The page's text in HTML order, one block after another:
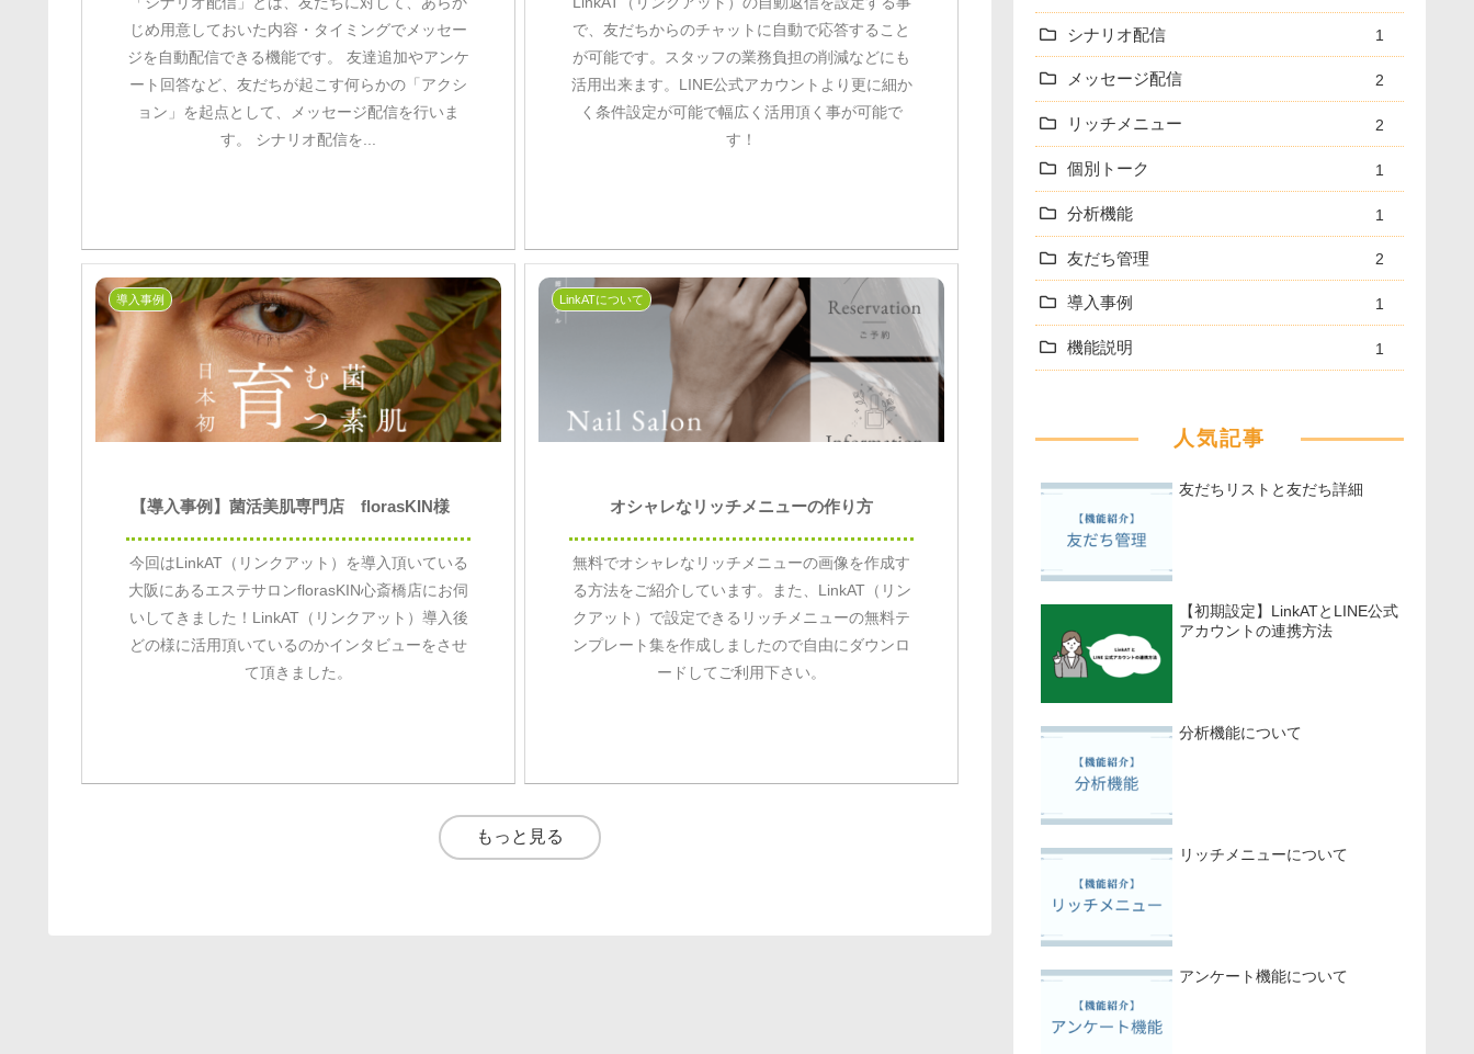
じめ用意しておいた内容・タイミングでメッセー
ジを自動配信できる機能です。 友達追加やアンケ
ート回答など、友だちが起こす何らかの「アクシ
ョン」を起点として、メッセージ配信を行いま
す。 シナリオ配信を...
で、友だちからのチャットに自動で応答すること
が可能です。スタッフの業務負担の削減などにも
活用出来ます。LINE公式アカウントより更に細か
く条件設定が可能で幅広く活用頂く事が可能で
す！
導入事例
【導入事例】菌活美肌専門店 florasKIN様
今回はLinkAT（リンクアット）を導入頂いている
大阪にあるエステサロンflorasKIN心斎橋店にお伺
いしてきました！LinkAT（リンクアット）導入後
どの様に活用頂いているのかインタビューをさせ
て頂きました。
LinkATについて
オシャレなリッチメニューの作り方
無料でオシャレなリッチメニューの画像を作成す
る方法をご紹介しています。また、LinkAT（リン
クアット）で設定できるリッチメニューの無料テ
ンプレート集を作成しましたので自由にダウンロ
ードしてご利用下さい。
もっと見る
シナリオ配信 1
メッセージ配信 2
リッチメニュー 2
個別トーク 1
分析機能 1
友だち管理 2
導入事例 1
機能説明 1
人気記事
友だちリストと友だち詳細
【初期設定】LinkATとLINE公式
アカウントの連携方法
分析機能について
リッチメニューについて
アンケート機能について